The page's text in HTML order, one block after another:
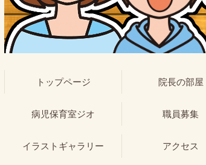
トップページ 院長の部屋
病児保育室ジオ 職員募集
イラストギャラリー アクセス